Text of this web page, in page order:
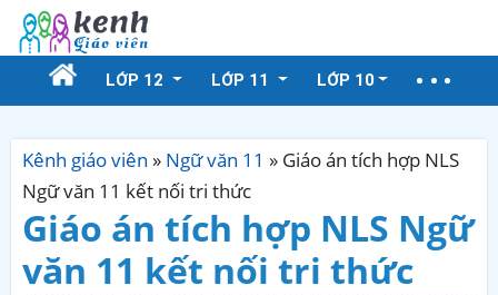
LỚP 12 LỚP 11 LỚP 10
Kênh giáo viên » Ngữ văn 11 » Giáo án tích hợp NLS
Ngữ văn 11 kết nối tri thức
Giáo án tích hợp NLS Ngữ
văn 11 kết nối tri thức